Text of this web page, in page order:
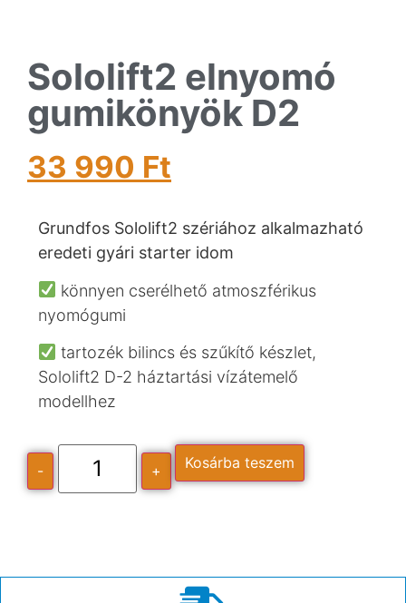
Sololift2 elnyomó
gumikönyök D2
33 990 Ft
Grundfos Sololift2 szériához alkalmazható
eredeti gyári starter idom
könnyen cserélhető atmoszférikus
nyomógumi
tartozék bilincs és szűkítő készlet,
Sololift2 D-2 háztartási vízátemelő
modellhez
- + Kosárba teszem